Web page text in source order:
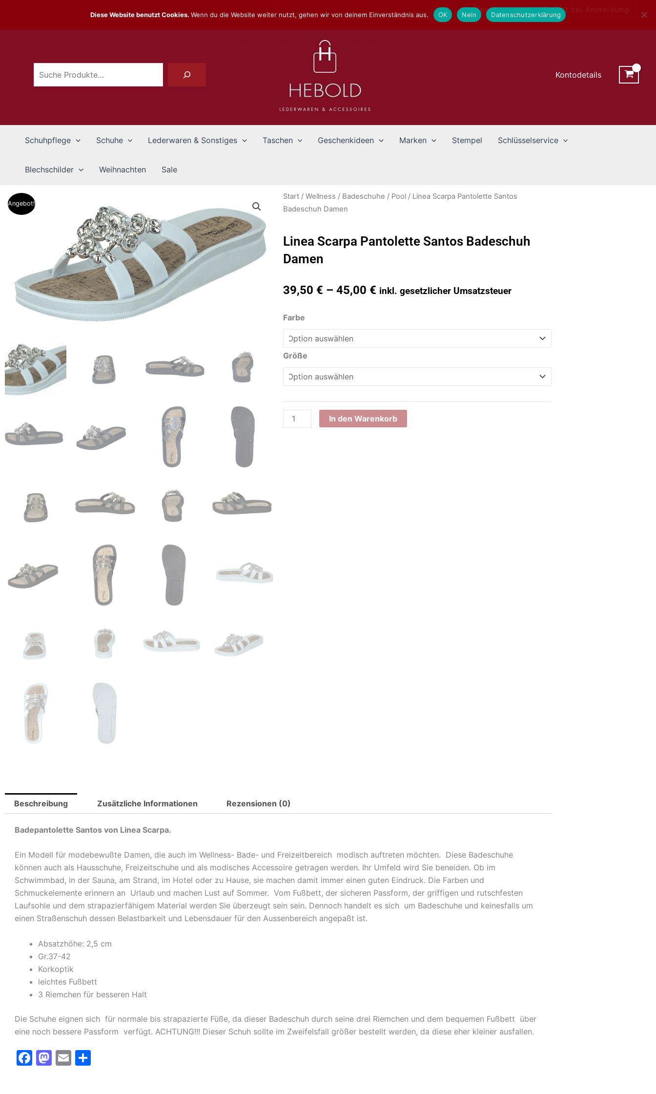
springen
Newsletter - 10% Rabatt bei Anmeldung
Suchen
Kontodetails
Schuhpflege Schuhe Lederwaren & Sonstiges Taschen Geschenkideen Marken Stempel Schlüsselservice
Blechschilder Weihnachten Sale
Angebot!
Start / Wellness / Badeschuhe / Pool / Linea Scarpa Pantolette Santos
Badeschuh Damen
Linea Scarpa Pantolette Santos Badeschuh
Damen
39,50 € – 45,00 € inkl. gesetzlicher Umsatzsteuer
Farbe
Größe
Linea
Scarpa
Pantolette
Santos
Badeschuh
Damen
In den Warenkorb
Beschreibung Zusätzliche Informationen Rezensionen (0)
Badepantolette Santos von Linea Scarpa.
Ein Modell für modebewußte Damen, die auch im Wellness- Bade- und Freizeitbereich modisch auftreten möchten. Diese Badeschuhe
können auch als Hausschuhe, Freizeitschuhe und als modisches Accessoire getragen werden. Ihr Umfeld wird Sie beneiden. Ob im
Schwimmbad, in der Sauna, am Strand, im Hotel oder zu Hause, sie machen damit immer einen guten Eindruck. Die Farben und
Schmuckelemente erinnern an Urlaub und machen Lust auf Sommer. Vom Fußbett, der sicheren Passform, der griffigen und rutschfesten
Laufsohle und dem strapazierfähigem Material werden Sie überzeugt sein sein. Dennoch handelt es sich um Badeschuhe und keinesfalls um
einen Straßenschuh dessen Belastbarkeit und Lebensdauer für den Aussenbereich angepaßt ist.
Absatzhöhe: 2,5 cm
Gr.37-42
Korkoptik
leichtes Fußbett
3 Riemchen für besseren Halt
Die Schuhe eignen sich für normale bis strapazierte Füße, da dieser Badeschuh durch seine drei Riemchen und dem bequemen Fußbett über
eine noch bessere Passform verfügt. ACHTUNG!!! Dieser Schuh sollte im Zweifelsfall größer bestellt werden, da diese eher kleiner ausfallen.
F
M E
Diese Website benutzt Cookies. Wenn du die Website weiter nutzt, gehen wir von deinem Einverständnis aus. OK Nein Datenschutzerklärung